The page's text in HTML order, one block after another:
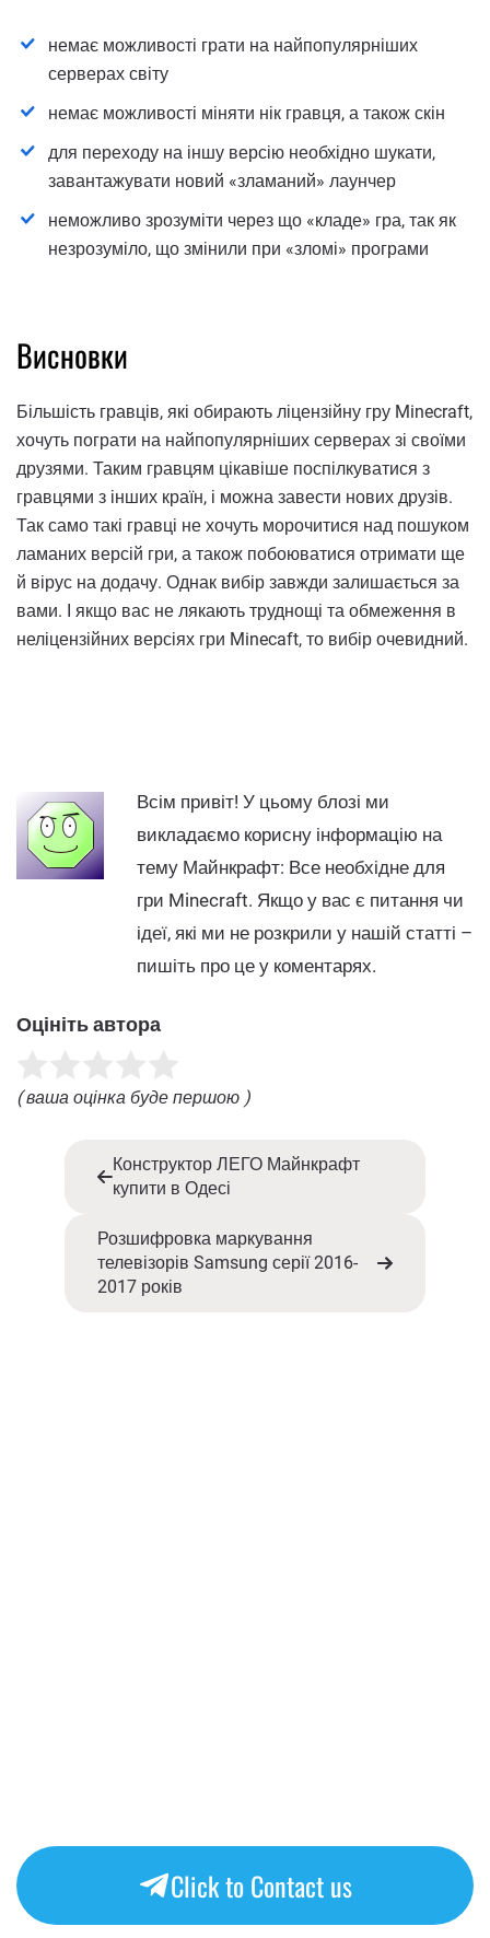
немає можливості грати на найпопулярніших
серверах світу
немає можливості міняти нік гравця, а також скін
для переходу на іншу версію необхідно шукати,
завантажувати новий «зламаний» лаунчер
неможливо зрозуміти через що «кладе» гра, так як
незрозуміло, що змінили при «зломі» програми
Висновки
Більшість гравців, які обирають ліцензійну гру Minecraft,
хочуть пограти на найпопулярніших серверах зі своїми
друзями. Таким гравцям цікавіше поспілкуватися з
гравцями з інших країн, і можна завести нових друзів.
Так само такі гравці не хочуть морочитися над пошуком
ламаних версій гри, а також побоюватися отримати ще
й вірус на додачу. Однак вибір завжди залишається за
вами. І якщо вас не лякають труднощі та обмеження в
неліцензійних версіях гри Minecaft, то вибір очевидний.
Всім привіт! У цьому блозі ми
викладаємо корисну інформацію на
тему Майнкрафт: Все необхідне для
гри Minecraft. Якщо у вас є питання чи
ідеї, які ми не розкрили у нашій статті –
пишіть про це у коментарях.
Оцініть автора
( ваша оцінка буде першою )
Конструктор ЛЕГО Майнкрафт
купити в Одесі
Розшифровка маркування
телевізорів Samsung серії 2016-
2017 років
Click to Contact us